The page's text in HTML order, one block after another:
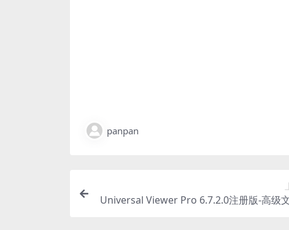
panpan
Universal Viewer Pro 6.7.2.0注册版-高级